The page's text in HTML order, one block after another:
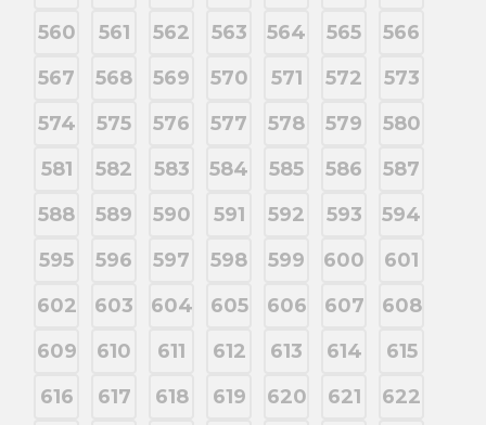
560
561 562 563 564 565
566
567
568 569 570 571 572
573
574
575 576 577 578 579
580
581
582 583 584 585 586
587
588
589 590 591 592 593
594
595
596 597 598 599 600
601
602
603 604 605 606 607
608
609
610 611 612 613 614
615
616
617 618 619 620 621
622